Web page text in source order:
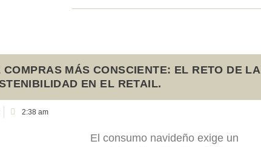
COMPRAS MÁS CONSCIENTE: EL RETO DE LA
EN EL RETAIL.
2:38 am
El consumo navideño exige un